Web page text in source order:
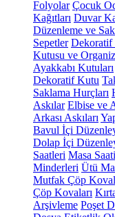
Folyolar Çocuk
Kağıtları Duvar
Düzenleme ve
Sepetler Dekoratif
Kutusu ve
Ayakkabı Kutuları
Dekoratif Kutu
Saklama Hurçları
Askılar Elbise ve
Arkası Askıları
Bavul İçi
Dolap İçi
Saatleri Masa Saati
Minderleri Ütü
Mutfak Çöp
Çöp Kovaları
Arşivleme Poşet